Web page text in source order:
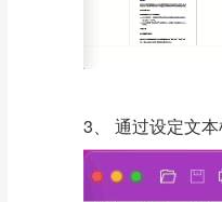
3、 通过设定文